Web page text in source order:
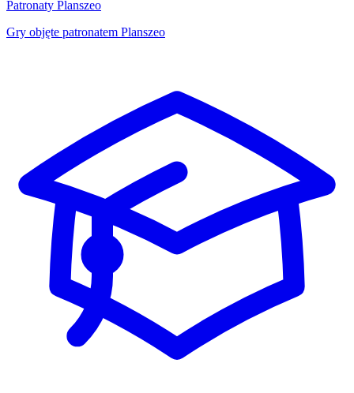
Patronaty Planszeo
Gry objęte patronatem Planszeo